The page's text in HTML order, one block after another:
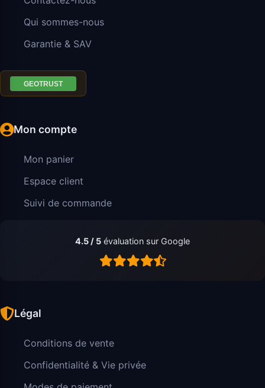
Qui sommes-nous
Garantie & SAV
Mon compte
Mon panier
Espace client
Suivi de commande
4.5 / 5 évaluation sur Google
Légal
Conditions de vente
Confidentialité & Vie privée